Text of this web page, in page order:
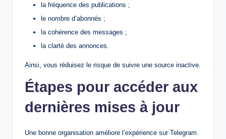
la fréquence des publications ;
le nombre d’abonnés ;
la cohérence des messages ;
la clarté des annonces.
Ainsi, vous réduisez le risque de suivre une source inactive.
Étapes pour accéder aux
dernières mises à jour
Une bonne organisation améliore l’expérience sur Telegram.